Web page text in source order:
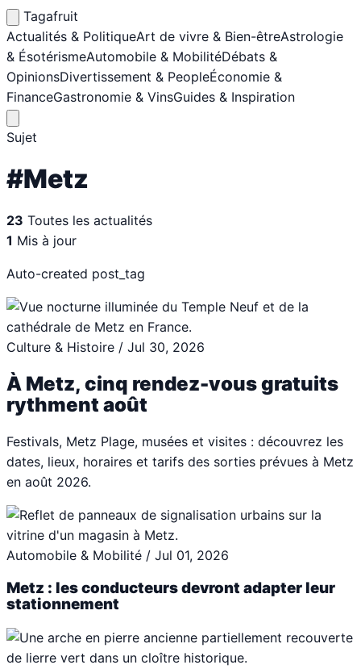
Tagafruit
Actualités & PolitiqueArt de vivre & Bien-êtreAstrologie
& ÉsotérismeAutomobile & MobilitéDébats &
OpinionsDivertissement & PeopleÉconomie &
FinanceGastronomie & VinsGuides & Inspiration
Sujet
#Metz
23 Toutes les actualités
1 Mis à jour
Auto-created post_tag
Culture & Histoire / Jul 30, 2026
À Metz, cinq rendez-vous gratuits
rythment août
Festivals, Metz Plage, musées et visites : découvrez les
dates, lieux, horaires et tarifs des sorties prévues à Metz
en août 2026.
Automobile & Mobilité / Jul 01, 2026
Metz : les conducteurs devront adapter leur
stationnement